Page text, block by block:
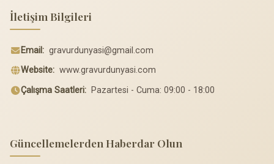
İletişim Bilgileri
Email: gravurdunyasi@gmail.com
Website: www.gravurdunyasi.com
Çalışma Saatleri: Pazartesi - Cuma: 09:00 - 18:00
Güncellemelerden Haberdar Olun